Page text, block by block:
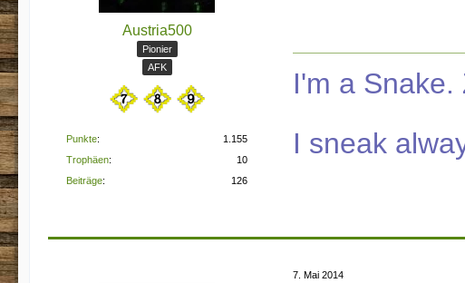
Austria500
Pionier
AFK
Punkte
1.155
Trophäen
10
Beiträge
126
I'm a
I sneak
7. Mai 2014